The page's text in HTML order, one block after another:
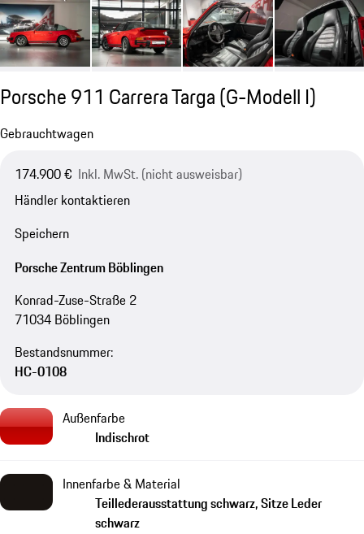
Porsche 911 Carrera Targa(G-Modell I)
Gebrauchtwagen
174.900 € Inkl. MwSt. (nicht ausweisbar)
Händler kontaktieren
Speichern
Porsche Zentrum Böblingen
Konrad-Zuse-Straße 2
71034 Böblingen
Bestandsnummer:
HC-0108
Außenfarbe
Indischrot
Innenfarbe & Material
Teillederausstattung schwarz, Sitze Leder
schwarz